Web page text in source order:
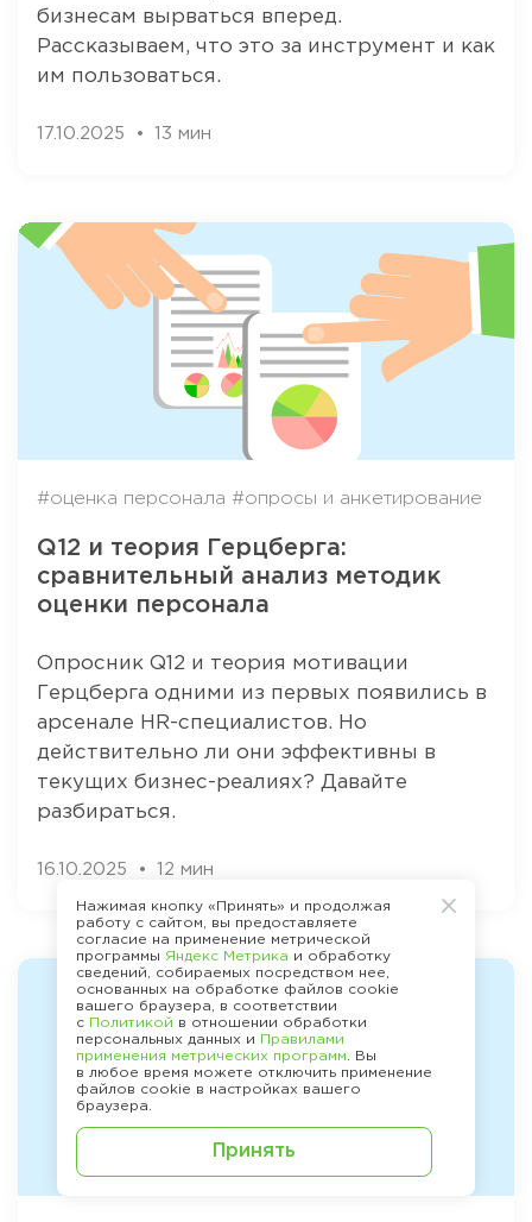
бизнесам вырваться вперед.
Рассказываем, что это за инструмент и как
им пользоваться.
17.10.2025 13 мин
#оценка персонала #опросы и анкетирование
Q12 и теория Герцберга:
сравнительный анализ методик
оценки персонала
Опросник Q12 и теория мотивации
Герцберга одними из первых появились в
арсенале HR-специалистов. Но
действительно ли они эффективны в
текущих бизнес-реалиях? Давайте
разбираться.
16.10.2025 12 мин
Нажимая кнопку «Принять» и продолжая
работу с сайтом, вы предоставляете
согласие на применение метрической
программы Яндекс Метрика и обработку
сведений, собираемых посредством нее,
основанных на обработке файлов cookie
вашего браузера, в соответствии
с Политикой в отношении обработки
персональных данных и
Правилами
применения метрических программ . Вы
в любое время можете отключить применение
файлов cookie в настройках вашего
браузера.
Принять